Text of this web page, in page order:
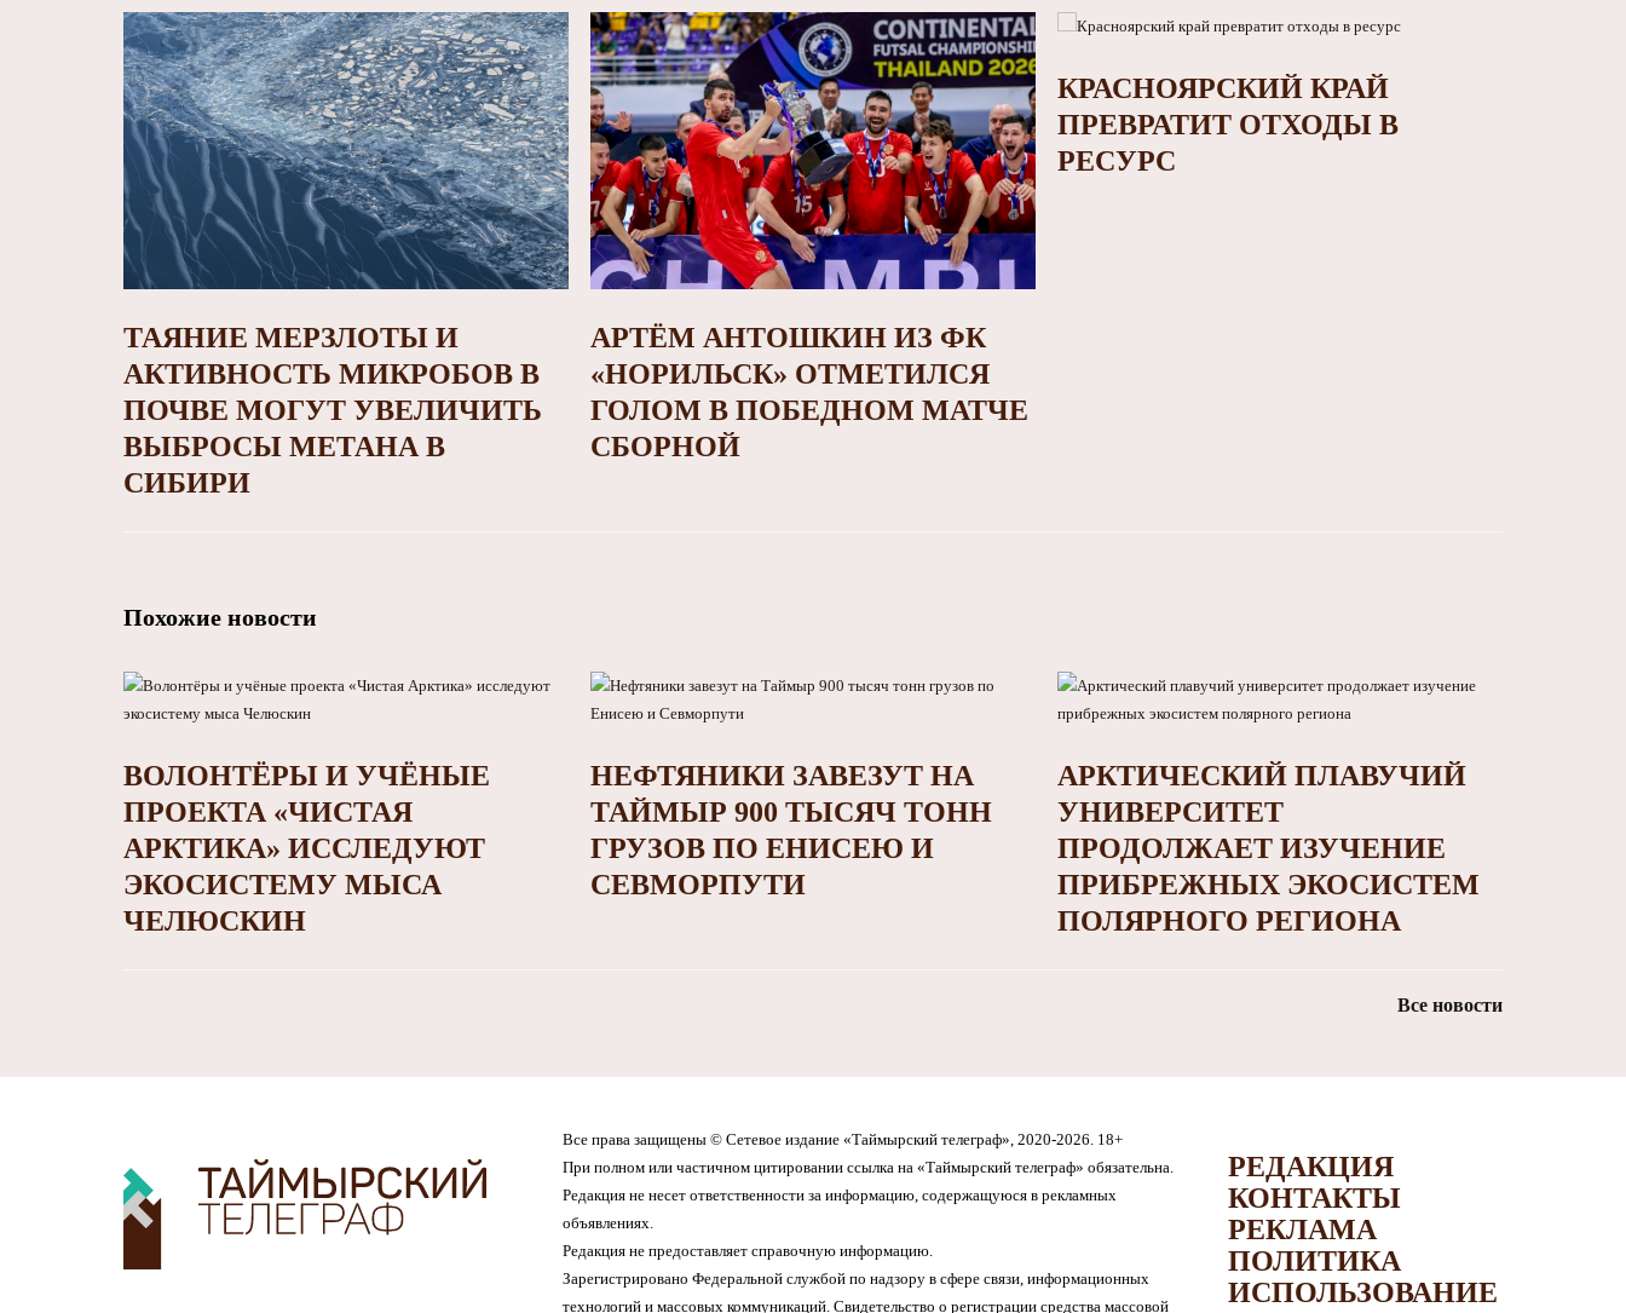
ТАЯНИЕ МЕРЗЛОТЫ И
АКТИВНОСТЬ МИКРОБОВ В
ПОЧВЕ МОГУТ УВЕЛИЧИТЬ
ВЫБРОСЫ МЕТАНА В
СИБИРИ
АРТЁМ АНТОШКИН ИЗ ФК
«НОРИЛЬСК» ОТМЕТИЛСЯ
ГОЛОМ В ПОБЕДНОМ МАТЧЕ
СБОРНОЙ
КРАСНОЯРСКИЙ КРАЙ
ПРЕВРАТИТ ОТХОДЫ В
РЕСУРС
Похожие новости
ВОЛОНТЁРЫ И УЧЁНЫЕ
ПРОЕКТА «ЧИСТАЯ
АРКТИКА» ИССЛЕДУЮТ
ЭКОСИСТЕМУ МЫСА
ЧЕЛЮСКИН
НЕФТЯНИКИ ЗАВЕЗУТ НА
ТАЙМЫР 900 ТЫСЯЧ ТОНН
ГРУЗОВ ПО ЕНИСЕЮ И
СЕВМОРПУТИ
АРКТИЧЕСКИЙ ПЛАВУЧИЙ
УНИВЕРСИТЕТ
ПРОДОЛЖАЕТ ИЗУЧЕНИЕ
ПРИБРЕЖНЫХ ЭКОСИСТЕМ
ПОЛЯРНОГО РЕГИОНА
Все новости
Все права защищены © Сетевое издание «Таймырский телеграф», 2020-2026. 18+
При полном или частичном цитировании ссылка на «Таймырский телеграф» обязательна.
Редакция не несет ответственности за информацию, содержащуюся в рекламных
объявлениях.
Редакция не предоставляет справочную информацию.
Зарегистрировано Федеральной службой по надзору в сфере связи, информационных
технологий и массовых коммуникаций. Свидетельство о регистрации средства массовой
РЕДАКЦИЯ
КОНТАКТЫ
РЕКЛАМА
ПОЛИТИКА
ИСПОЛЬЗОВАНИЕ